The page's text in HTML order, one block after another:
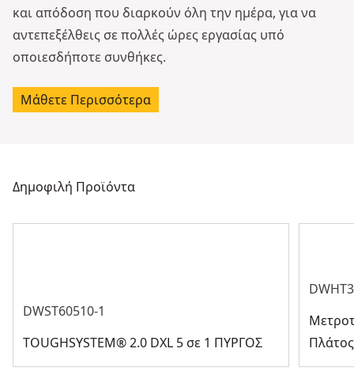
και απόδοση που διαρκούν όλη την ημέρα, για να
αντεπεξέλθεις σε πολλές ώρες εργασίας υπό
οποιεσδήποτε συνθήκες.
Μάθετε Περισσότερα
Δημοφιλή Προϊόντα
DWST60510-1
TOUGHSYSTEM® 2.0 DXL 5 σε 1 ΠΥΡΓΟΣ